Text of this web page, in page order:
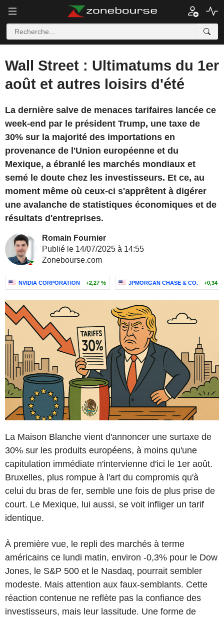
Wall Street : Ultimatums du 1er
août et autres loisirs d'été
La dernière salve de menaces tarifaires lancée ce
week-end par le président Trump, une taxe de
30% sur la majorité des importations en
provenance de l'Union européenne et du
Mexique, a ébranlé les marchés mondiaux et
semé le doute chez les investisseurs. Et ce, au
moment même où ceux-ci s'apprêtent à digérer
une avalanche de statistiques économiques et de
résultats d'entreprises.
Romain Fournier
Publié le 14/07/2025 à 14:55
Zonebourse.com
NVIDIA CORPORATION +2,27 % JPMORGAN CHASE & CO. +0,34 %
La Maison Blanche vient d'annoncer une surtaxe de
30% sur les produits européens, à moins qu'une
capitulation immédiate n'intervienne d'ici le 1er août.
Bruxelles, plus rompue à l'art du compromis qu'à
celui du bras de fer, semble une fois de plus prise de
court. Le Mexique, lui aussi, se voit infliger un tarif
identique.
À première vue, le repli des marchés à terme
américains ce lundi matin, environ -0,3% pour le Dow
Jones, le S&P 500 et le Nasdaq, pourrait sembler
modeste. Mais attention aux faux-semblants. Cette
réaction contenue ne reflète pas la confiance des
investisseurs, mais leur lassitude. Une forme de